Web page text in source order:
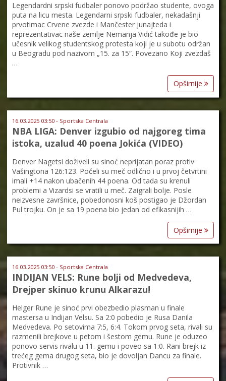
Legendardni srpski fudbaler ponovo podržao studente, ovoga
puta na licu mesta. Legendarni srpski fudbaler, nekadašnji
prvotimac Crvene zvezde i Mančester junajteda i
reprezentativac naše zemlje Nemanja Vidić takođe je bio
učesnik velikog studentskog protesta koji je u subotu održan
u Beogradu pod nazivom „15. za 15“. Povezano Koji zvezdaš
…
Opširnije
16.03.2025 03:50 - Sportska Centrala
NBA LIGA: Denver izgubio od najgoreg tima
istoka, uzalud 40 poena Jokića (VIDEO)
Denver Nagetsi doživeli su sinoć neprijatan poraz protiv
Vašingtona 126:123. Počeli su meč odlično i u prvoj četvrtini
imali +14 nakon ubačenih 44 poena. Od tada su krenuli
problemi a Vizardsi se vratili u meč. Zaigrali bolje. Posle
neizvesne završnice, pobedonosni koš postigao je Džordan
Pul trojku. On je sa 19 poena bio jedan od efikasnijih …
Opširnije
16.03.2025 03:50 - Sportska Centrala
INDIJAN VELS: Rune bolji od Medvedeva,
Drejper skinuo krunu Alkarazu!
Helger Rune je sinoć prvi obezbedio plasman u finale
mastersa u Indijan Velsu. Sa 2:0 pobedio je Rusa Danila
Medvedeva. Po setovima 7:5, 6:4. Tokom prvog seta, rivali su
razmenili brejkove u petom i šestom gemu. Rune je oduzeo
ponovo servis rivalu u 11. gemu i poveo sa 1:0. Rani brejk iz
trećeg gema drugog seta, bio je dovoljan Dancu za finale.
Protivnik …